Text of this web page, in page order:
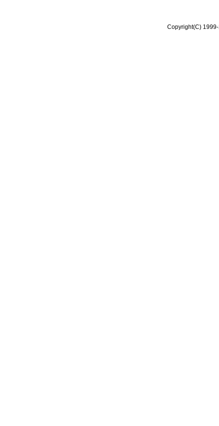
Copyright(C)